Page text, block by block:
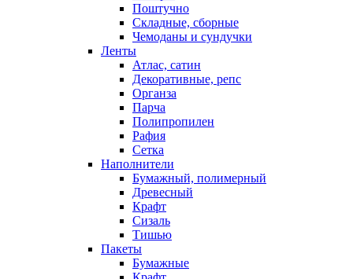
Поштучно
Складные, сборные
Чемоданы и сундучки
Ленты
Атлас, сатин
Декоративные, репс
Органза
Парча
Полипропилен
Рафия
Сетка
Наполнители
Бумажный, полимерный
Древесный
Крафт
Сизаль
Тишью
Пакеты
Бумажные